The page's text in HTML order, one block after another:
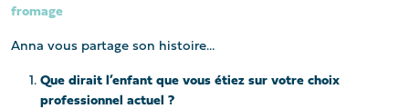
fromage
Anna vous partage son histoire…
Que dirait l’enfant que vous étiez sur votre choix
professionnel actuel ?